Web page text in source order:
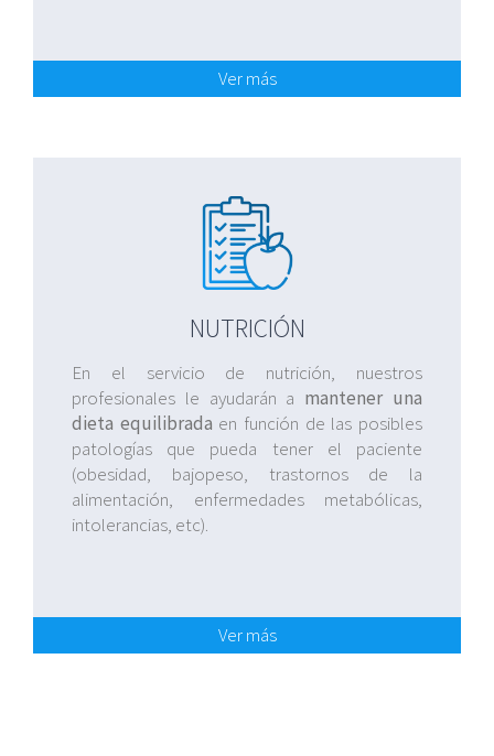
Ver más
NUTRICIÓN
En el servicio de nutrición, nuestros
profesionales le ayudarán a mantener una
dieta equilibrada en función de las posibles
patologías que pueda tener el paciente
(obesidad, bajopeso, trastornos de la
alimentación, enfermedades metabólicas,
intolerancias, etc).
Ver más